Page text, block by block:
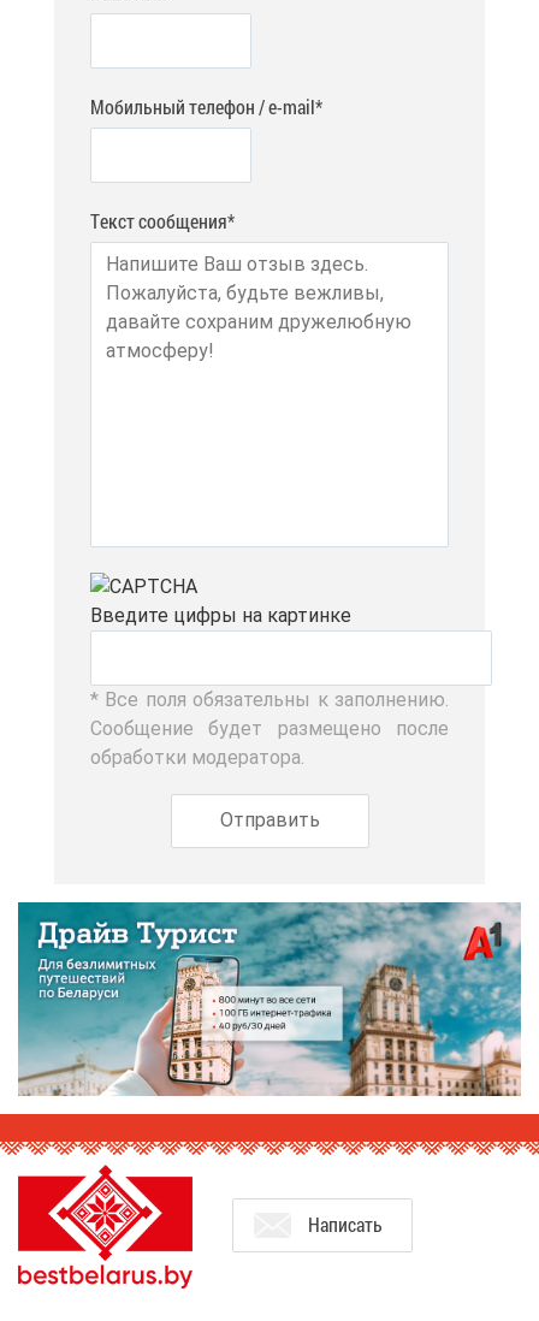
Мобильный телефон / e-mail*
Текст сообщения*
Вве­ди­те циф­ры на кар­тин­ке
* Все по­ля обя­за­тель­ны к за­пол­не­нию.
Со­об­ще­ние бу­дет раз­ме­ще­но по­сле
об­ра­бот­ки мо­де­ра­то­ра.
На­пи­сать